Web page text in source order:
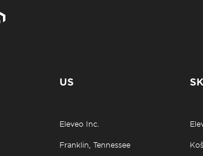
US
Eleveo Inc.
Franklin, Tennessee
SK